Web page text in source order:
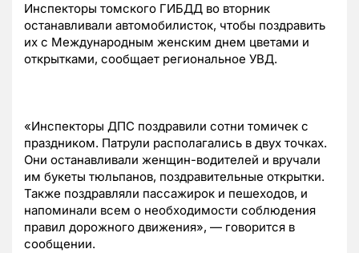
Инспекторы томского ГИБДД во вторник
останавливали автомобилисток, чтобы поздравить
их с Международным женским днем цветами и
открытками, сообщает региональное УВД.
«Инспекторы ДПС поздравили сотни томичек с
праздником. Патрули располагались в двух точках.
Они останавливали женщин-водителей и вручали
им букеты тюльпанов, поздравительные открытки.
Также поздравляли пассажирок и пешеходов, и
напоминали всем о необходимости соблюдения
правил дорожного движения», — говорится в
сообщении.